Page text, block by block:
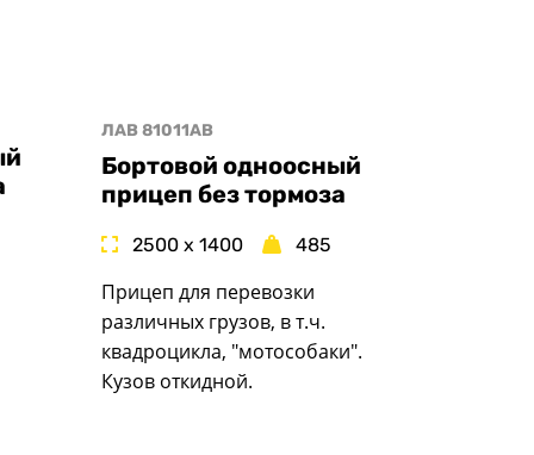
ЛАВ 81011AB
Бортовой одноосный
прицеп без тормоза
2500 x 1400 485
Прицеп для перевозки
различных грузов, в т.ч.
квадроцикла, "мотособаки".
Кузов откидной.